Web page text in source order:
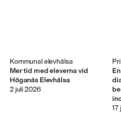
Mer tid med eleverna vid
Höganäs Elevhälsa
Kommunal elevhälsa
2 juli 2026